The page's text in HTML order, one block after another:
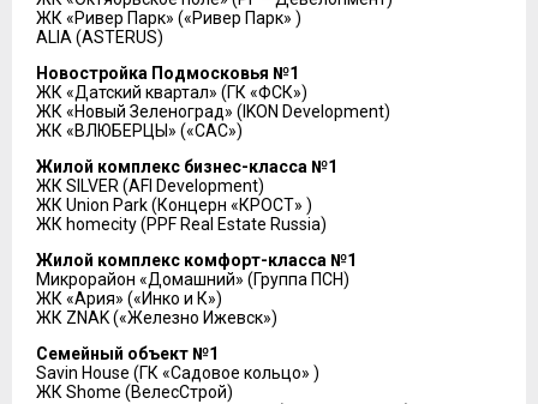
ЖК «Ривер Парк» («Ривер Парк» )
ALIA (ASTERUS)
Новостройка Подмосковья №1
ЖК «Датский квартал» (ГК «ФСК»)
ЖК «Новый Зеленоград» (IKON Development)
ЖК «ВЛЮБЕРЦЫ» («САС»)
Жилой комплекс бизнес-класса №1
ЖК SILVER (AFI Development)
ЖК Union Park (Концерн «КРОСТ» )
ЖК homecity (PPF Real Estate Russia)
Жилой комплекс комфорт-класса №1
Микрорайон «Домашний» (Группа ПСН)
ЖК «Ария» («Инко и К»)
ЖК ZNAK («Железно Ижевск»)
Семейный объект №1
Savin House (ГК «Садовое кольцо» )
ЖК Shome (ВелесСтрой)